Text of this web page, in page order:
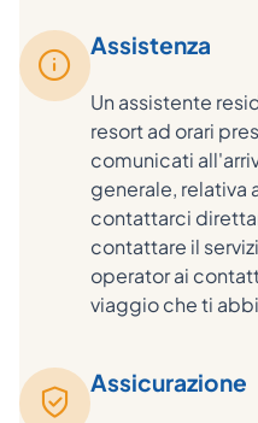
Assistenza
Un assistente
resort ad orari
comunicati
generale, relativa
contattarci
contattare il
operator ai
viaggio che ti
Assicurazione